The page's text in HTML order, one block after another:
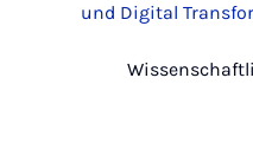
und Digital